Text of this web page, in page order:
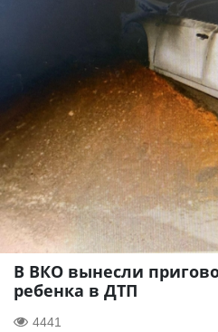
В ВКО вынесли
ребенка в ДТП
4441